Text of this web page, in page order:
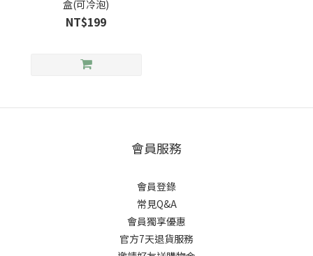
盒(可冷泡)
NT$199
會員服務
會員登錄
常見Q&A
會員獨享優惠
官方7天退貨服務